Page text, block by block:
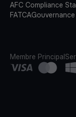
AFC Compliance
FATCA
Membre Principal